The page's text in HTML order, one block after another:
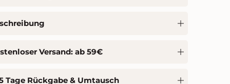
Versand: ab 59€
Tage Rückgabe & Umtausch